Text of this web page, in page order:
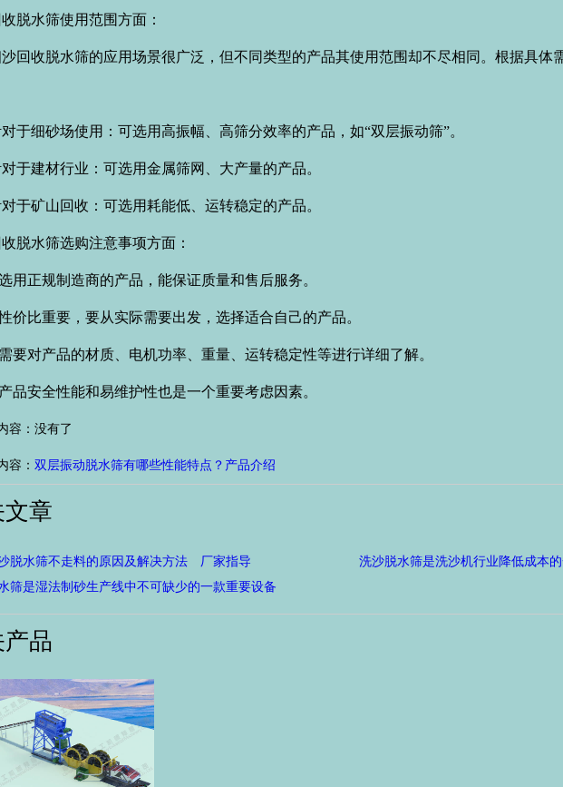
脱水筛使用范围方面：
收脱水筛的应用场景很广泛，但不同类型的产品其使用范围却不尽相同。根据具体
细砂场使用：可选用高振幅、高筛分效率的产品，如“双层振动筛”。
建材行业：可选用金属筛网、大产量的产品。
矿山回收：可选用耗能低、运转稳定的产品。
脱水筛选购注意事项方面：
正规制造商的产品，能保证质量和售后服务。
比重要，要从实际需要出发，选择适合自己的产品。
对产品的材质、电机功率、重量、运转稳定性等进行详细了解。
安全性能和易维护性也是一个重要考虑因素。
容：没有了
容： 双层振动脱水筛有哪些性能特点？产品介绍
章
脱水筛不走料的原因及解决方法 厂家指导
洗沙脱水筛是洗沙机行业降低成本
筛是湿法制砂生产线中不可缺少的一款重要设备
品